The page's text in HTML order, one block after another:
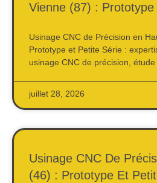
Vienne (87) :
Usinage CNC de Précision en
Prototype et Petite Série :
usinage CNC de précision,
juillet 28, 2026
Usinage CNC De
(46) : Prototype Et